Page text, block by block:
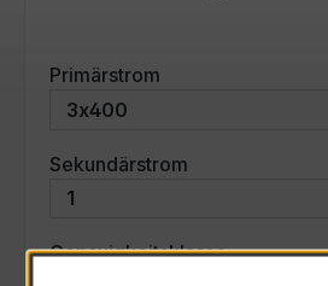
Primärstrom
Sekundärstrom
Genauigkeitsklasseauswählen